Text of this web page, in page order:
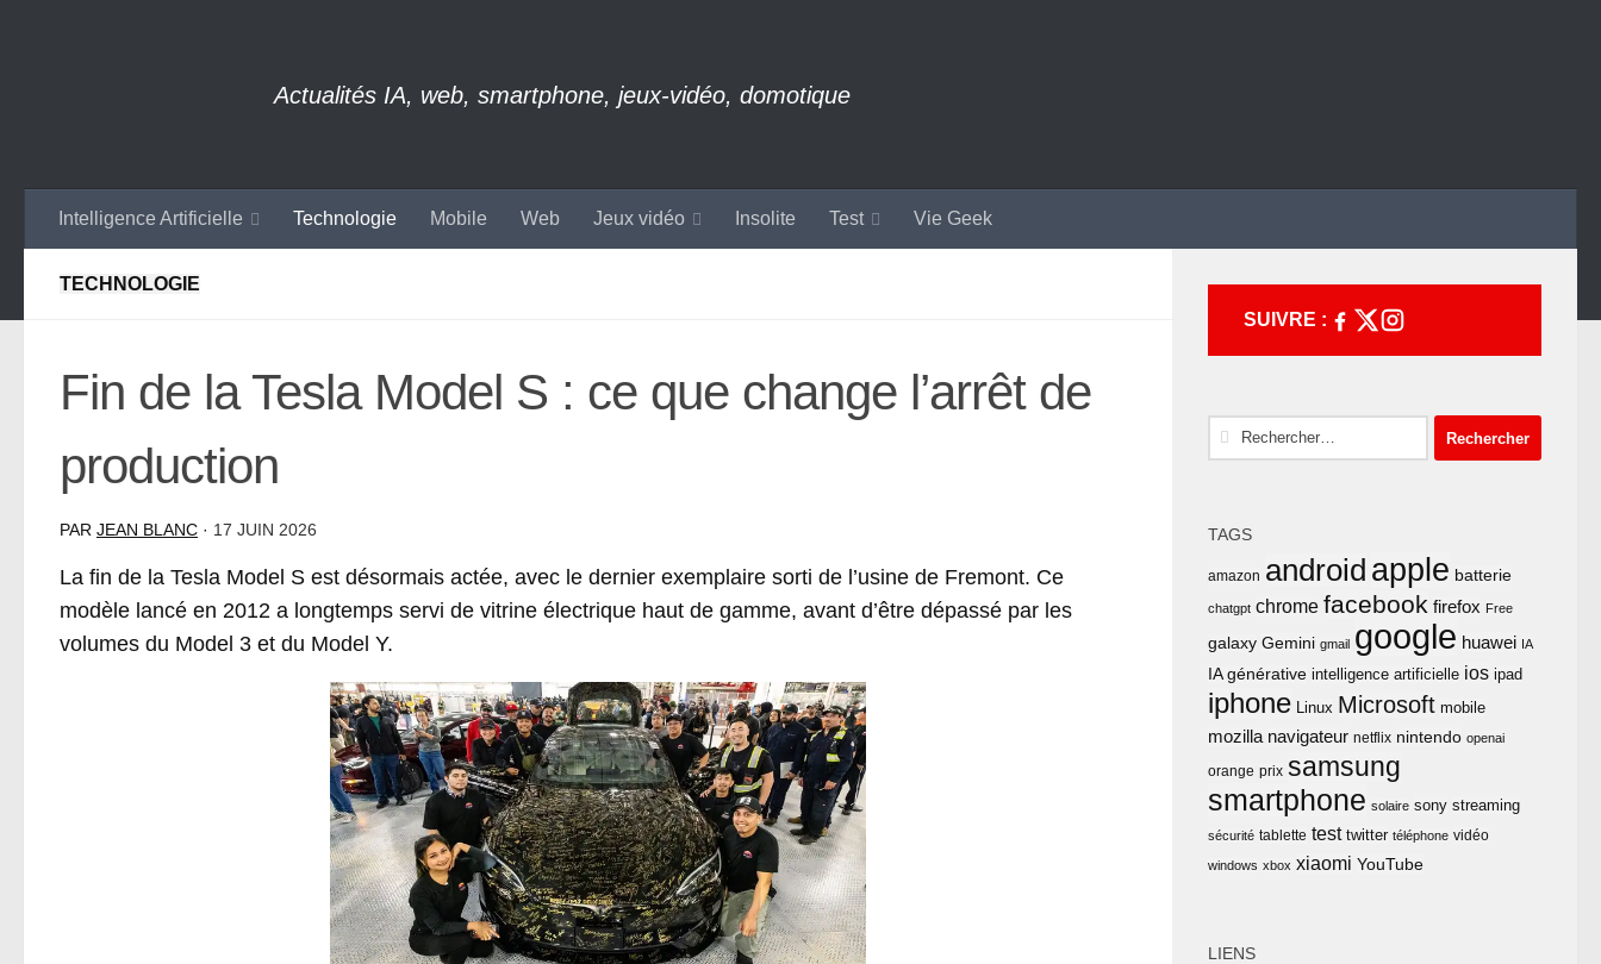
Actualités IA, web, smartphone, jeux-vidéo, domotique
Intelligence Artificielle Technologie Mobile Web Jeux vidéo Insolite Test Vie Geek
TECHNOLOGIE
Fin de la Tesla Model S : ce que change l’arrêt de
production
PAR JEAN BLANC · 17 JUIN 2026
La fin de la Tesla Model S est désormais actée, avec le dernier exemplaire sorti de l’usine de Fremont. Ce
modèle lancé en 2012 a longtemps servi de vitrine électrique haut de gamme, avant d’être dépassé par les
volumes du Model 3 et du Model Y.
SUIVRE :
Rechercher :
TAGS
amazon android apple batterie
chatgpt chrome facebook firefox Free
galaxy Gemini gmail google huawei IA
IA générative intelligence artificielle ios ipad
iphone Linux Microsoft mobile
mozilla navigateur netflix nintendo openai
orange prix samsung
smartphone solaire sony streaming
sécurité tablette test twitter téléphone vidéo
windows xbox xiaomi YouTube
LIENS